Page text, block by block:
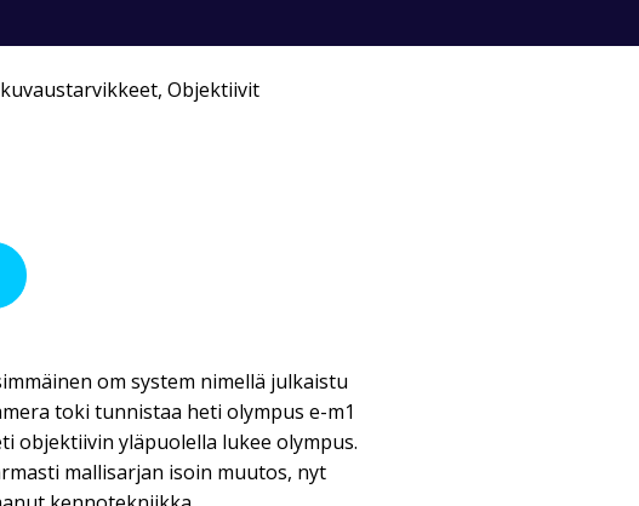
, Objektiivit
om system nimellä julkaistu
toki tunnistaa heti olympus e-m1
objektiivin yläpuolella lukee olympus.
mallisarjan isoin muutos, nyt